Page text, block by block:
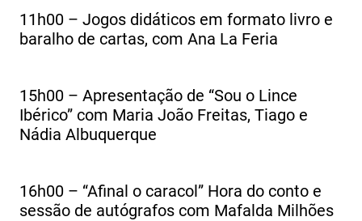
11h00 – Jogos didáticos em formato livro e
baralho de cartas, com Ana La Feria
15h00 – Apresentação de “Sou o Lince
Ibérico” com Maria João Freitas, Tiago e
Nádia Albuquerque
16h00 – “Afinal o caracol” Hora do conto e
sessão de autógrafos com Mafalda Milhões